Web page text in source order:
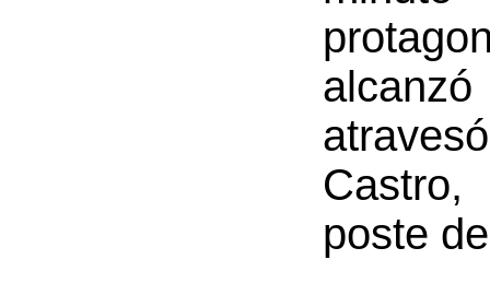
poste